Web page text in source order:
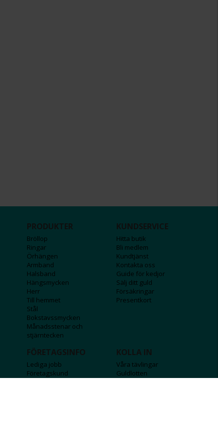
PRODUKTER
Bröllop
Ringar
Örhängen
Armband
Halsband
Hängsmycken
Herr
Till hemmet
Stål
Bokstavssmycken
Månadsstenar och
stjärntecken
KUNDSERVICE
Hitta butik
Bli medlem
Kundtjänst
Kontakta oss
Guide för kedjor
Sälj ditt guld
Försäkringar
Presentkort
FÖRETAGSINFO
Lediga jobb
Företagskund
KOLLA IN
Våra tävlingar
Guldlotten